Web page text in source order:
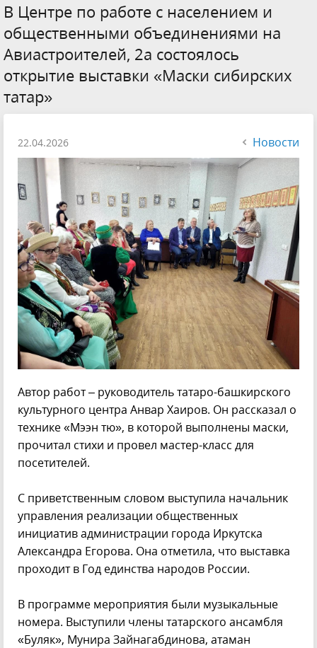
В Центре по работе с населением и
общественными объединениями на
Авиастроителей, 2а состоялось
открытие выставки «Маски сибирских
татар»
22.04.2026 Новости
Автор работ – руководитель татаро-башкирского
культурного центра Анвар Хаиров. Он рассказал о
технике «Мээн тю», в которой выполнены маски,
прочитал стихи и провел мастер-класс для
посетителей.
С приветственным словом выступила начальник
управления реализации общественных
инициатив администрации города Иркутска
Александра Егорова. Она отметила, что выставка
проходит в Год единства народов России.
В программе мероприятия были музыкальные
номера. Выступили члены татарского ансамбля
«Буляк», Мунира Зайнагабдинова, атаман